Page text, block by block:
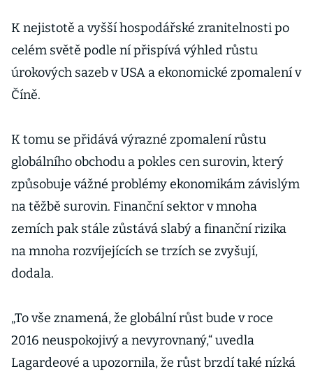
K nejistotě a vyšší hospodářské zranitelnosti po
celém světě podle ní přispívá výhled růstu
úrokových sazeb v USA a ekonomické zpomalení v
Číně.
K tomu se přidává výrazné zpomalení růstu
globálního obchodu a pokles cen surovin, který
způsobuje vážné problémy ekonomikám závislým
na těžbě surovin. Finanční sektor v mnoha
zemích pak stále zůstává slabý a finanční rizika
na mnoha rozvíjejících se trzích se zvyšují,
dodala.
„To vše znamená, že globální růst bude v roce
2016 neuspokojivý a nevyrovnaný,“ uvedla
Lagardeové a upozornila, že růst brzdí také nízká